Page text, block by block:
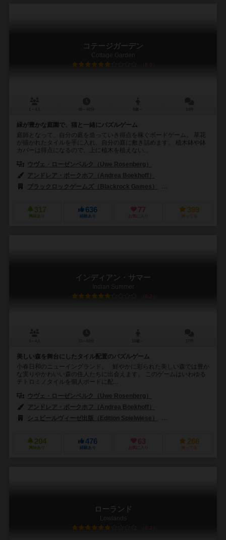
コテージガーデン
Cottage Garden
6.0
緑が豊かな庭園で、猫と一緒にパズルゲーム
庭師となって、自分の庭を造っていき得点を稼ぐボードゲーム。 草花
が描かれたタイルを手に入れ、自分の庭に敷き詰めます。 植木鉢や鉢
カバーは得点になるので、上に植木を植えない...
ウヴェ・ローゼンベルク（Uwe Rosenberg）
アンドレア・ボークホフ（Andrea Boekhoff）
ブラックロックゲームズ（Blackrock Games）
317
興味あり
636
経験あり
77
お気に入り
399
持ってる
インディアン・サマー
Indian Summer
6.2
美しい森を舞台にしたタイル配置のパズルゲーム
小春日和のニューイングランド。 鮮やかに彩られた美しい森では豊か
な実りやかわいい森の住人たちに出会えます。 このゲームはいわゆる
テトロミノタイルを個人ボードに配...
ウヴェ・ローゼンベルク（Uwe Rosenberg）
アンドレア・ボークホフ（Andrea Boekhoff）
シュピールヴィーゼ出版（Edition Spielwiese）
204
興味あり
476
経験あり
63
お気に入り
266
持ってる
ローランド
Lowlands
6.2